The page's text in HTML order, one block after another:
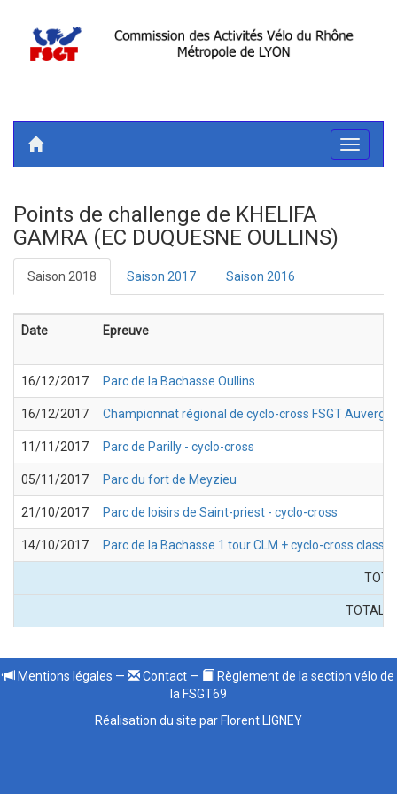
Toggle
Points de challenge de KHELIFA
GAMRA (EC DUQUESNE OULLINS)
Saison 2018 Saison 2017 Saison 2016
Date Epreuve
16/12/2017 Parc de la Bachasse Oullins
16/12/2017 Championnat régional de cyclo-cross FSGT
11/11/2017 Parc de Parilly - cyclo-cross
05/11/2017 Parc du fort de Meyzieu
21/10/2017 Parc de loisirs de Saint-priest - cyclo-cross
14/10/2017 Parc de la Bachasse 1 tour CLM + cyclo-cross
TOTAL
Mentions légales — Contact —
Règlement de la section vélo de
la FSGT69
Réalisation du site par Florent LIGNEY